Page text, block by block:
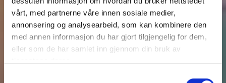
vårt, med partnerne våre innen sosiale medier,
annonsering og analysearbeid, som kan kombinere den
med annen informasjon du har gjort tilgjengelig for dem,
eller som de har samlet inn gjennom din bruk av